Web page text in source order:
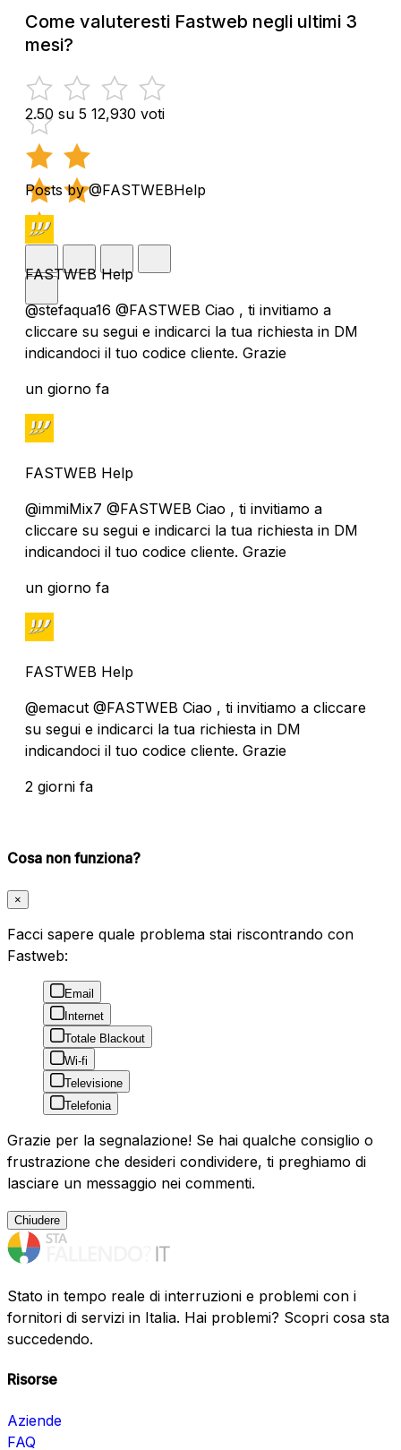
Come valuteresti Fastweb negli ultimi 3
mesi?
2.50 su 5 12,930 voti
Posts by @FASTWEBHelp
FASTWEB Help
@stefaqua16 @FASTWEB Ciao , ti invitiamo a
cliccare su segui e indicarci la tua richiesta in DM
indicandoci il tuo codice cliente. Grazie
un giorno fa
FASTWEB Help
@immiMix7 @FASTWEB Ciao , ti invitiamo a
cliccare su segui e indicarci la tua richiesta in DM
indicandoci il tuo codice cliente. Grazie
un giorno fa
FASTWEB Help
@emacut @FASTWEB Ciao , ti invitiamo a cliccare
su segui e indicarci la tua richiesta in DM
indicandoci il tuo codice cliente. Grazie
2 giorni fa
Cosa non funziona?
×
Facci sapere quale problema stai riscontrando con
Fastweb:
Email
Internet
Totale Blackout
Wi-fi
Televisione
Telefonia
Grazie per la segnalazione! Se hai qualche consiglio o
frustrazione che desideri condividere, ti preghiamo di
lasciare un messaggio nei commenti.
Chiudere
Stato in tempo reale di interruzioni e problemi con i
fornitori di servizi in Italia. Hai problemi? Scopri cosa sta
succedendo.
Risorse
Aziende
FAQ